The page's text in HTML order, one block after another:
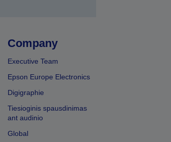
Company
Executive Team
Epson Europe Electronics
Digigraphie
Tiesioginis spausdinimas
ant audinio
Global